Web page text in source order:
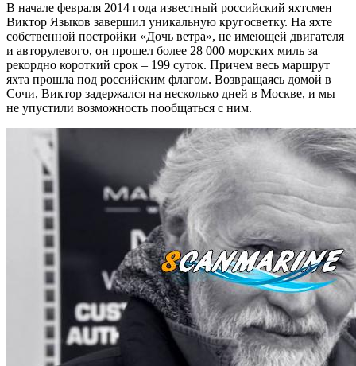
В начале февраля 2014 года известный российский яхтсмен
Виктор Языков завершил уникальную кругосветку. На яхте
собственной постройки «Дочь ветра», не имеющей двигателя
и авторулевого, он прошел более 28 000 морских миль за
рекордно короткий срок – 199 суток. Причем весь маршрут
яхта прошла под российским флагом. Возвращаясь домой в
Сочи, Виктор задержался на несколько дней в Москве, и мы
не упустили возможность пообщаться с ним.